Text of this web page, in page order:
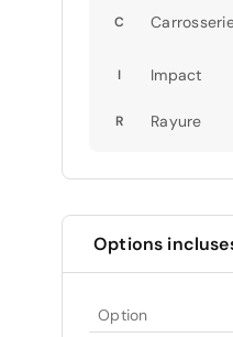
C
I Impact
R Rayure
Options
Option